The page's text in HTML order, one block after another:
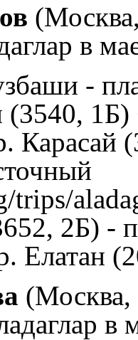
в
-
(3540,
2Б) -
Елатан
в